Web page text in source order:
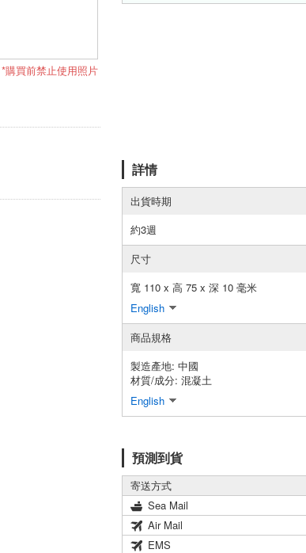
*購買前禁止使用照片
詳情
出貨時期
約3週
尺寸
寬 110 x 高 75 x 深 10 毫米
English
商品規格
製造產地: 中國
材質/成分: 混凝土
English
預測到貨
寄送方式
Sea Mail
Air Mail
EMS